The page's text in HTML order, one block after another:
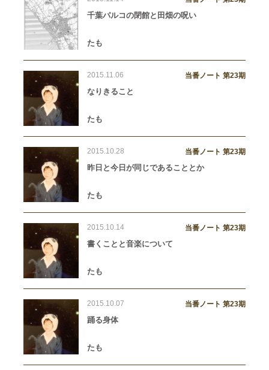
千葉パルコの閉館と田畑の呪い
たも
2015.11.06 当番ノート 第23期
なりきること
たも
2015.10.28 当番ノート 第23期
昨日と今日が同じであることとか
たも
2015.10.14 当番ノート 第23期
書くことと音楽について
たも
2015.10.07 当番ノート 第23期
踊る身体
たも